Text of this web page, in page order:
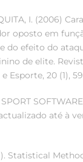
I. (2006)
oposto em
do efeito do
de elite.
Esporte, 20 (1),
até à
Statistical